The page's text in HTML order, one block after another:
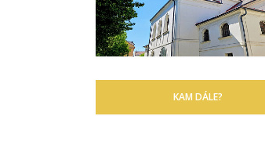
KAM DÁLE?